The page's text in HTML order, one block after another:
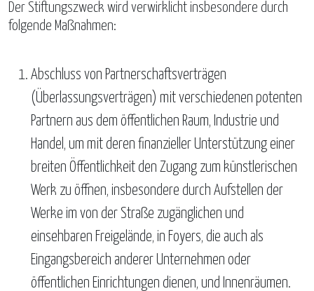
Der Stiftungszweck wird verwirklicht insbesondere durch
folgende Maßnahmen:
Abschluss von Partnerschaftsverträgen
(Überlassungsverträgen) mit verschiedenen potenten
Partnern aus dem öffentlichen Raum, Industrie und
Handel, um mit deren finanzieller Unterstützung einer
breiten Öffentlichkeit den Zugang zum künstlerischen
Werk zu öffnen, insbesondere durch Aufstellen der
Werke im von der Straße zugänglichen und
einsehbaren Freigelände, in Foyers, die auch als
Eingangsbereich anderer Unternehmen oder
öffentlichen Einrichtungen dienen, und Innenräumen.